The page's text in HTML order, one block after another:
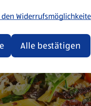
Alle bestätigen